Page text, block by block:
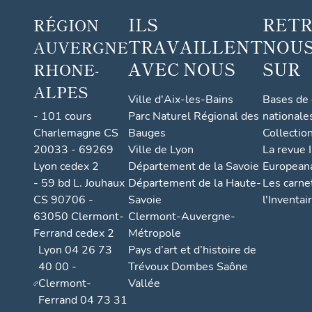
RÉGION
AUVERGNE
RHONE-
ALPES
- 101 cours
Charlemagne CS
20033 - 69269
Lyon cedex 2
- 59 bd L. Jouhaux
CS 90706 -
63050 Clermont-
Ferrand cedex 2
Lyon 04 26 73
40 00 -
Clermont-
Ferrand 04 73 31
ILS
TRAVAILLENT
AVEC NOUS
Ville d'Aix-les-Bains
Parc Naturel Régional des
Bauges
Ville de Lyon
Département de la Savoie
Département de la Haute-
Savoie
Clermont-Auvergne-
Métropole
Pays d’art et d’histoire de
Trévoux Dombes Saône
Vallée
SUR
Bases
La revue
Les